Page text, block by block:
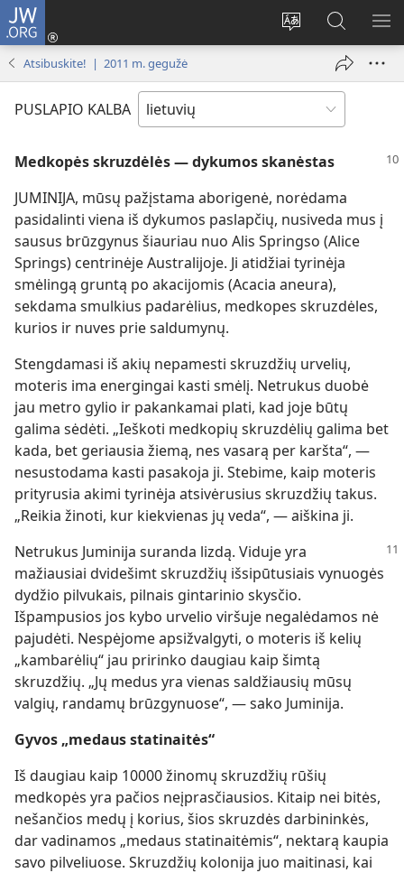
JW.ORG
Pakeisti
svetainės
Prisijungti
(atsiveria Paieška
svetainėje
JW.ORG
Atsibuskite! | 2011 m. gegužė
PUSLAPIO KALBA
Medkopės skruzdėlės — dykumos skanėstas
JUMINIJA, mūsų pažįstama aborigenė, norėdama
pasidalinti viena iš dykumos paslapčių, nusiveda mus į
sausus brūzgynus šiauriau nuo Alis Springso (Alice
Springs) centrinėje Australijoje. Ji atidžiai tyrinėja
smėlingą gruntą po akacijomis (Acacia aneura),
sekdama smulkius padarėlius, medkopes skruzdėles,
kurios ir nuves prie saldumynų.
Stengdamasi iš akių nepamesti skruzdžių urvelių,
moteris ima energingai kasti smėlį. Netrukus duobė
jau metro gylio ir pakankamai plati, kad joje būtų
galima sėdėti. „Ieškoti medkopių skruzdėlių galima bet
kada, bet geriausia žiemą, nes vasarą per karšta“, —
nesustodama kasti pasakoja ji. Stebime, kaip moteris
prityrusia akimi tyrinėja atsivėrusius skruzdžių takus.
„Reikia žinoti, kur kiekvienas jų veda“, — aiškina ji.
Netrukus Juminija suranda lizdą. Viduje yra
mažiausiai dvidešimt skruzdžių išsipūtusiais vynuogės
dydžio pilvukais, pilnais gintarinio skysčio.
Išpampusios jos kybo urvelio viršuje negalėdamos nė
pajudėti. Nespėjome apsižvalgyti, o moteris iš kelių
„kambarėlių“ jau pririnko daugiau kaip šimtą
skruzdžių. „Jų medus yra vienas saldžiausių mūsų
valgių, randamų brūzgynuose“, — sako Juminija.
Gyvos „medaus statinaitės“
Iš daugiau kaip 10000 žinomų skruzdžių rūšių
medkopės yra pačios neįprasčiausios. Kitaip nei bitės,
nešančios medų į korius, šios skruzdės darbininkės,
dar vadinamos „medaus statinaitėmis“, nektarą kaupia
savo pilveliuose. Skruzdžių kolonija juo maitinasi, kai